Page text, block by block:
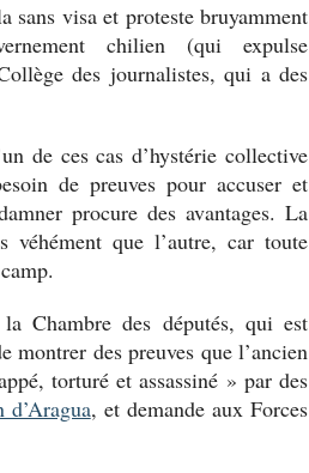
sans visa et proteste bruyamment
chilien (qui expulse
des journalistes, qui a des
de ces cas d’hystérie collective
de preuves pour accuser et
procure des avantages. La
que l’autre, car toute
la Chambre des députés, qui est
montrer des preuves que l’ancien
torturé et assassiné » par des
d’Aragua, et demande aux Forces